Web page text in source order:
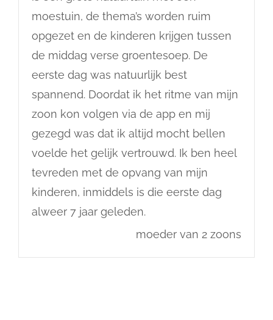
moestuin, de thema’s worden ruim
opgezet en de kinderen krijgen tussen
de middag verse groentesoep. De
eerste dag was natuurlijk best
spannend. Doordat ik het ritme van mijn
zoon kon volgen via de app en mij
gezegd was dat ik altijd mocht bellen
voelde het gelijk vertrouwd. Ik ben heel
tevreden met de opvang van mijn
kinderen, inmiddels is die eerste dag
alweer 7 jaar geleden.
moeder van 2 zoons